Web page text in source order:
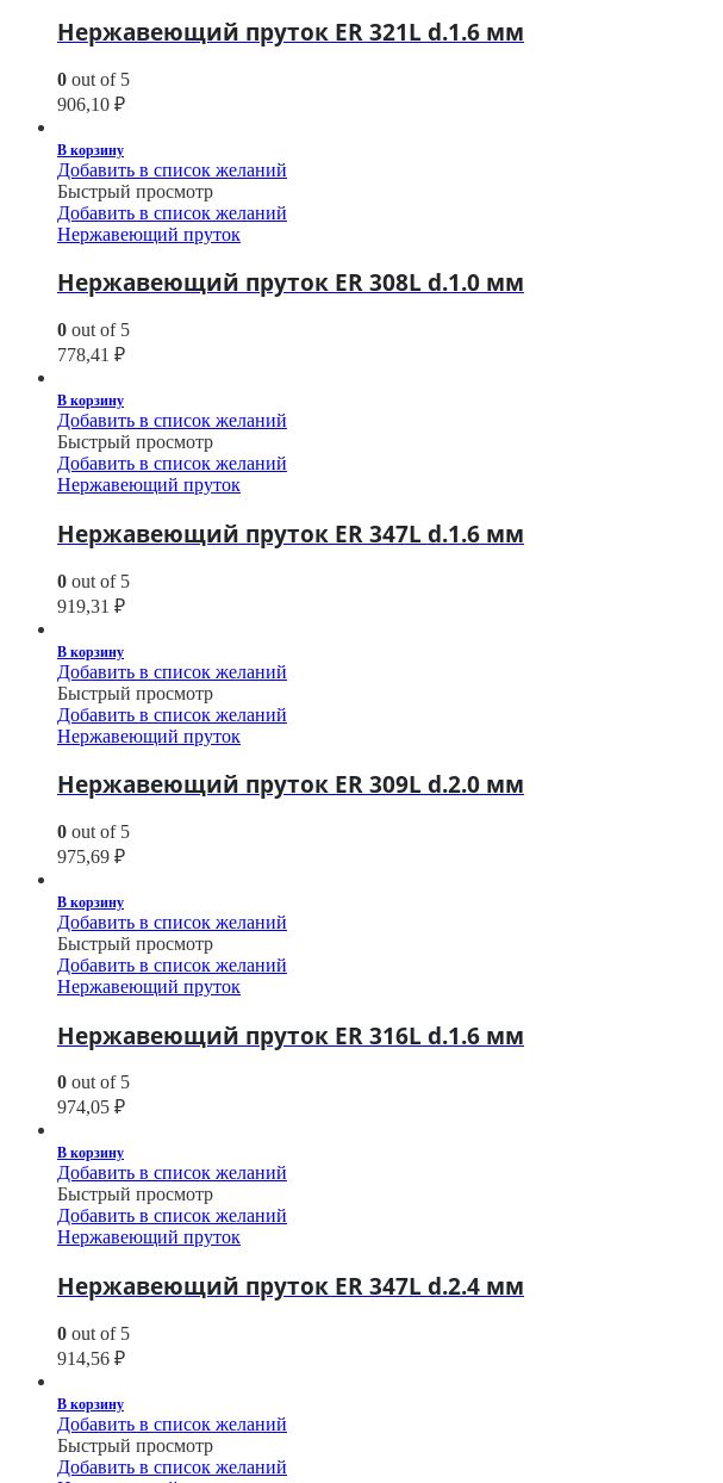
Нержавеющий пруток ER 321L d.1.6 мм
0 out of 5
906,10 ₽
В корзину
Добавить в список желаний
Быстрый просмотр
Добавить в список желаний
Нержавеющий пруток
Нержавеющий пруток ER 308L d.1.0 мм
0 out of 5
778,41 ₽
В корзину
Добавить в список желаний
Быстрый просмотр
Добавить в список желаний
Нержавеющий пруток
Нержавеющий пруток ER 347L d.1.6 мм
0 out of 5
919,31 ₽
В корзину
Добавить в список желаний
Быстрый просмотр
Добавить в список желаний
Нержавеющий пруток
Нержавеющий пруток ER 309L d.2.0 мм
0 out of 5
975,69 ₽
В корзину
Добавить в список желаний
Быстрый просмотр
Добавить в список желаний
Нержавеющий пруток
Нержавеющий пруток ER 316L d.1.6 мм
0 out of 5
974,05 ₽
В корзину
Добавить в список желаний
Быстрый просмотр
Добавить в список желаний
Нержавеющий пруток
Нержавеющий пруток ER 347L d.2.4 мм
0 out of 5
914,56 ₽
В корзину
Добавить в список желаний
Быстрый просмотр
Добавить в список желаний